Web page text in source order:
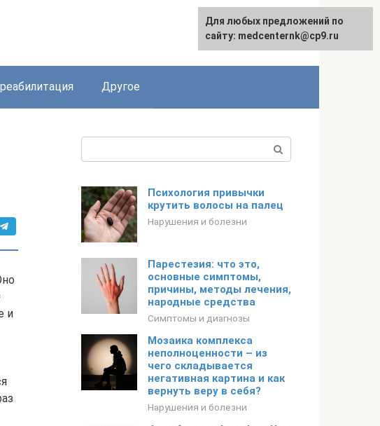
English
Другое
и
Психология привычки
крутить волосы на палец
Нарушения и болезни
Парестезия: что это,
основные симптомы,
причины, методы лечения,
народные средства
Симптомы и диагнозы
Мозаика комплекса
неполноценности – из
чего складывается
негативная картина и как
вернуть веру в себя?
Нарушения и болезни
Для любых предложений по
сайту: medcenternk@cp9.ru